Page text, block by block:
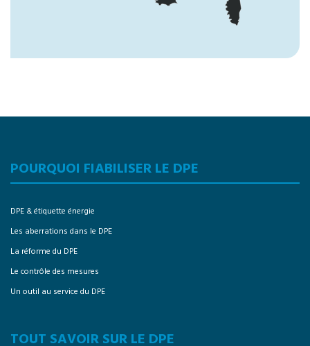
POURQUOI FIABILISER LE DPE
DPE & étiquette énergie
Les aberrations dans le DPE
La réforme du DPE
Le contrôle des mesures
Un outil au service du DPE
TOUT SAVOIR SUR LE DPE